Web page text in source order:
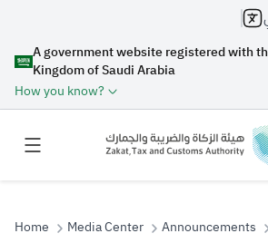
A government website registered with
Kingdom of Saudi Arabia
How you know?
Home Media Center Announcements